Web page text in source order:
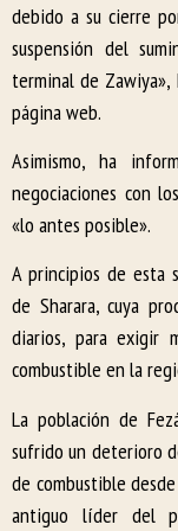
debido a su cierre
suspensión del
terminal de
página web.
Asimismo, ha
negociaciones con
«lo antes posible».
A principios de esta
de Sharara, cuya
diarios, para exigir
combustible en la
La población de
sufrido un deterioro
de combustible
antiguo líder del